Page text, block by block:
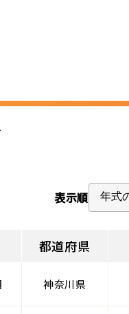
表示順
都道府県
神奈川県